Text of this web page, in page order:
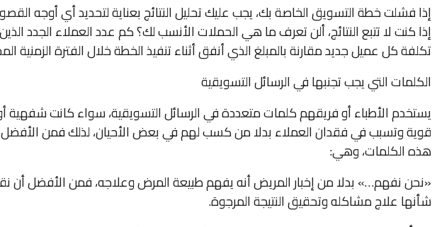
إذا فشلت خطة التسويق الخاصة بك، يجب عليك تحليل النتائج بعناية لتحديد أي أوجه
إذا كنت لا تتبع النتائج، ألن تعرف ما هي الحملات الأنسب لك؟ كم عدد العملاء الجدد
تكلفة كل عميل جديد مقارنة بالمبلغ الذي أنفق أثناء تنفيذ الخطة خلال الفترة الزمنية
الكلمات التي يجب تجنبها في الرسائل التسويقية
يستخدم الأطباء أو فريقهم كلمات متعددة في الرسائل التسويقية، سواء كانت شفهية
قوية وتسبب في فقدان العملاء بدلا من كسب لهم في بعض الأحيان، لذلك فمن
هذه الكلمات، وهي:
«نحن نفهم…» بدلا من إخبار المريض أنه يفهم طبيعة المرض وعلاجه، فمن الأفضل أن
شأنها علاج مشاكله وتحقيق النتيجة المرجوة.